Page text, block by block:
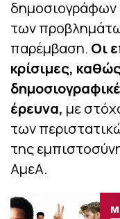
δημοσιογράφων
των
παρέμβαση. Οι
κρίσιμες,
έρευνα, με
των
της
ΑμεΑ.